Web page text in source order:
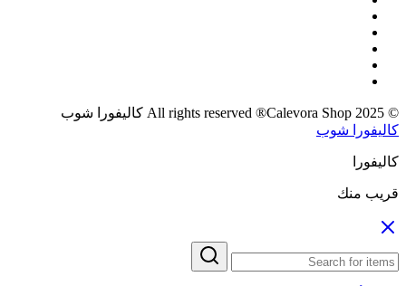
© 2025 All rights reserved ®Calevora Shop كاليفورا شوب
كاليفورا شوب
كاليفورا
قريب منك